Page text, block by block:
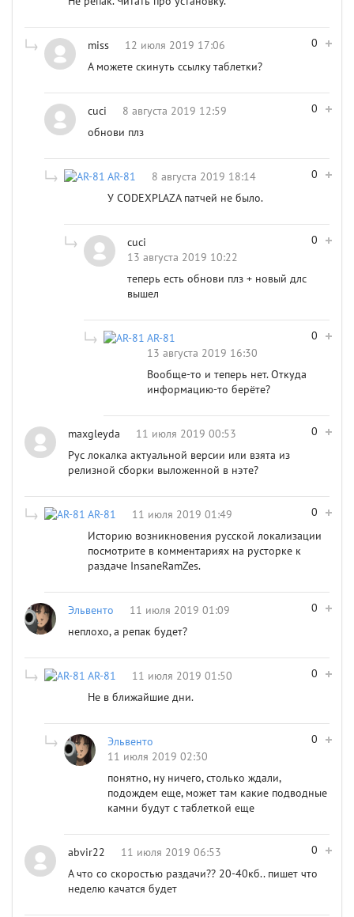
0
miss
12 июля 2019 17:06
А можете скинуть ссылку таблетки?
0
cuci
8 августа 2019 12:59
обнови плз
0
AR-81
8 августа 2019 18:14
У CODEXPLAZA патчей не было.
0
cuci
13 августа 2019 10:22
теперь есть обнови плз + новый длс
вышел
0
AR-81
13 августа 2019 16:30
Вообще-то и теперь нет. Откуда
информацию-то берёте?
0
maxgleyda
11 июля 2019 00:53
Рус локалка актуальной версии или взята из
релизной сборки выложенной в нэте?
0
AR-81
11 июля 2019 01:49
Историю возникновения русской локализации
посмотрите в комментариях на русторке к
раздаче InsaneRamZes.
0
Эльвенто
11 июля 2019 01:09
неплохо, а репак будет?
0
AR-81
11 июля 2019 01:50
Не в ближайшие дни.
0
Эльвенто
11 июля 2019 02:30
понятно, ну ничего, столько ждали,
подождем еще, может там какие подводные
камни будут с таблеткой еще
0
abvir22
11 июля 2019 06:53
А что со скоростью раздачи?? 20-40кб.. пишет что
неделю качатся будет